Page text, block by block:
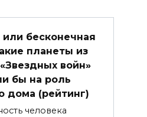
или бесконечная
планеты из
войн»
бы на роль
дома (рейтинг)
человека